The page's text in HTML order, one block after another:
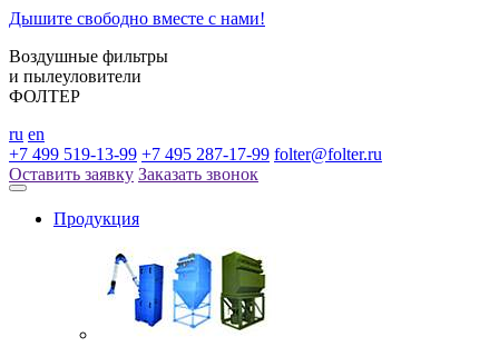
Дышите свободно вместе с нами!
Воздушные фильтры
и пылеуловители
ФОЛТЕР
ru en
+7 499 519-13-99 +7 495 287-17-99 folter@folter.ru
Оставить заявку Заказать звонок
Продукция